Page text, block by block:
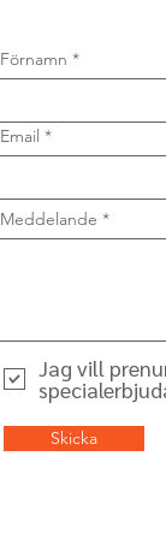
Förnamn
Email
Meddelande
Jag vill
Skicka